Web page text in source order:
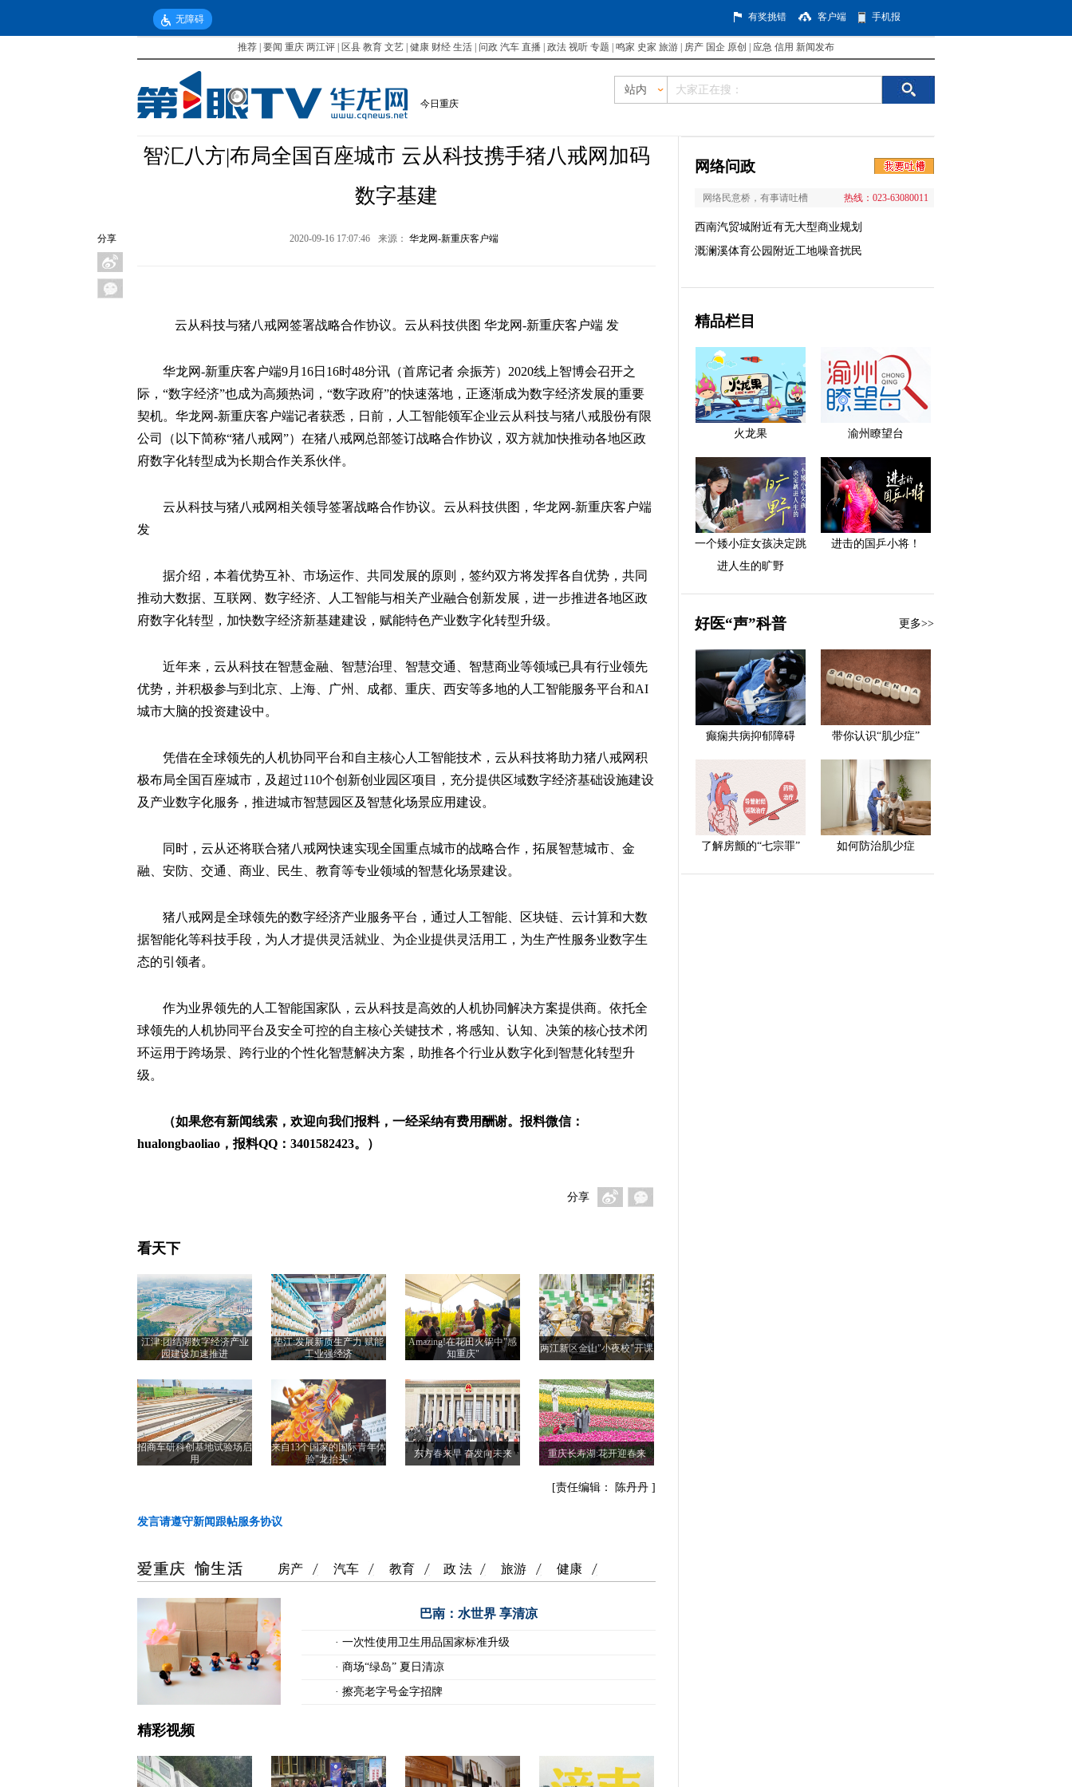
无障碍 有奖挑错 客户端 手机报
推荐 要闻 重庆 两江评 区县 教育 文艺 健康 财经 生活 问政 汽车 直播 政法 视听 专题 鸣家 史家 旅游 房产 国企 原创 应急 信用 新闻发布
今日重庆
站内
分享
智汇八方|布局全国百座城市 云从科技携手猪八戒网加码
数字基建
2020-09-16 17:07:46 来源： 华龙网-新重庆客户端
云从科技与猪八戒网签署战略合作协议。云从科技供图 华龙网-新重庆客户端 发
华龙网-新重庆客户端9月16日16时48分讯（首席记者 佘振芳）2020线上智博会召开之
际，“数字经济”也成为高频热词，“数字政府”的快速落地，正逐渐成为数字经济发展的重要
契机。华龙网-新重庆客户端记者获悉，日前，人工智能领军企业云从科技与猪八戒股份有限
公司（以下简称“猪八戒网”）在猪八戒网总部签订战略合作协议，双方就加快推动各地区政
府数字化转型成为长期合作关系伙伴。
云从科技与猪八戒网相关领导签署战略合作协议。云从科技供图，华龙网-新重庆客户端
发
据介绍，本着优势互补、市场运作、共同发展的原则，签约双方将发挥各自优势，共同
推动大数据、互联网、数字经济、人工智能与相关产业融合创新发展，进一步推进各地区政
府数字化转型，加快数字经济新基建建设，赋能特色产业数字化转型升级。
近年来，云从科技在智慧金融、智慧治理、智慧交通、智慧商业等领域已具有行业领先
优势，并积极参与到北京、上海、广州、成都、重庆、西安等多地的人工智能服务平台和AI
城市大脑的投资建设中。
凭借在全球领先的人机协同平台和自主核心人工智能技术，云从科技将助力猪八戒网积
极布局全国百座城市，及超过110个创新创业园区项目，充分提供区域数字经济基础设施建设
及产业数字化服务，推进城市智慧园区及智慧化场景应用建设。
同时，云从还将联合猪八戒网快速实现全国重点城市的战略合作，拓展智慧城市、金
融、安防、交通、商业、民生、教育等专业领域的智慧化场景建设。
猪八戒网是全球领先的数字经济产业服务平台，通过人工智能、区块链、云计算和大数
据智能化等科技手段，为人才提供灵活就业、为企业提供灵活用工，为生产性服务业数字生
态的引领者。
作为业界领先的人工智能国家队，云从科技是高效的人机协同解决方案提供商。依托全
球领先的人机协同平台及安全可控的自主核心关键技术，将感知、认知、决策的核心技术闭
环运用于跨场景、跨行业的个性化智慧解决方案，助推各个行业从数字化到智慧化转型升
级。
（如果您有新闻线索，欢迎向我们报料，一经采纳有费用酬谢。报料微信：
hualongbaoliao，报料QQ：3401582423。）
分享
看天下
江津:团结湖数字经济产业
园建设加速推进
垫江:发展新质生产力 赋能
工业强经济
Amazing!在花田火锅中"感
知重庆"
两江新区金山"小夜校"开课
招商车研科创基地试验场启
用
来自13个国家的国际青年体
验"龙抬头"
东方春来早 奋发向未来 重庆长寿湖:花开迎春来
[责任编辑： 陈丹丹 ]
发言请遵守新闻跟帖服务协议
房产 汽车 教育 政 法 旅游 健康
巴南：水世界 享清凉
· 一次性使用卫生用品国家标准升级
· 商场“绿岛” 夏日清凉
· 擦亮老字号金字招牌
精彩视频
网络问政
网络民意桥，有事请吐槽 热线：023-63080011
西南汽贸城附近有无大型商业规划
溉澜溪体育公园附近工地噪音扰民
精品栏目
火龙果 渝州瞭望台
一个矮小症女孩决定跳
进人生的旷野
进击的国乒小将！
好医“声”科普 更多>>
癫痫共病抑郁障碍 带你认识“肌少症”
了解房颤的“七宗罪” 如何防治肌少症